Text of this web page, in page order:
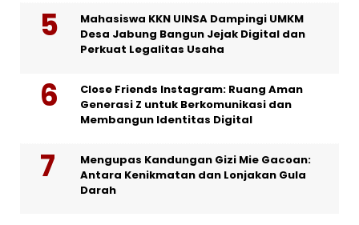
Mahasiswa KKN UINSA Dampingi UMKM
Desa Jabung Bangun Jejak Digital dan
Perkuat Legalitas Usaha
Close Friends Instagram: Ruang Aman
Generasi Z untuk Berkomunikasi dan
Membangun Identitas Digital
Mengupas Kandungan Gizi Mie Gacoan:
Antara Kenikmatan dan Lonjakan Gula
Darah